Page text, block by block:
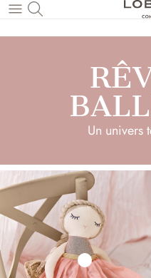
Revenir au contenu principal
Un univers